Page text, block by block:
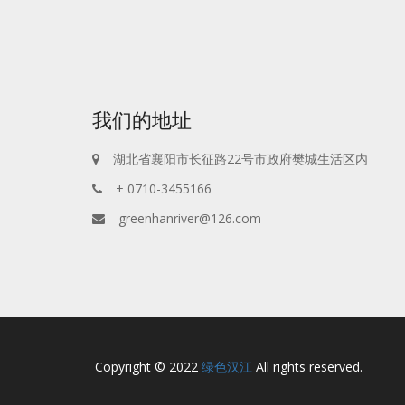
我们的地址
湖北省襄阳市长征路22号市政府樊城生活区内
+ 0710-3455166
greenhanriver@126.com
Copyright © 2022 绿色汉江 All rights reserved.